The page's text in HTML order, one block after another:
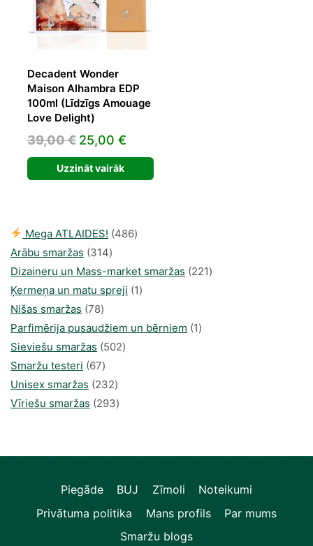
Decadent Wonder
Maison Alhambra EDP
100ml (Līdzīgs Amouage
Love Delight)
39,00€ Original
price
was:
25,00 €
price
is:
Uzzināt vairāk
Mega ATLAIDES! 486486
Arābu smaržas 314314
produkti
Dizaineru un Mass-market smaržas 221221
Ķermeņa un matu spreji 11
Nišas smaržas 7878
produkts
Parfimērija pusaudžiem un bērniem 11
Sieviešu smaržas 502502
Smaržu testeri 6767
produkts
Unisex smaržas 232232
produkts
Vīriešu smaržas 293293
Piegāde BUJ Zīmoli
Noteikumi
Privātuma politika
Mans profils
Par mums
Smaržu blogs